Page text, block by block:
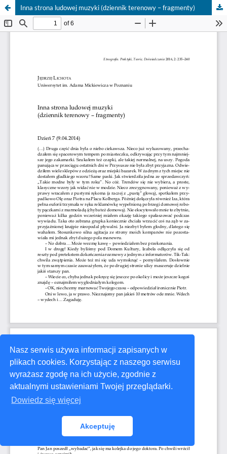
Nasz serwis używa informacji zapisanych w
plikach cookies. Korzystając z naszego serwisu
wyrażasz zgodę na ich użycie, zgodnie z
aktualnymi ustawieniami Twojej przeglądarki.
Dowiedz się więcej
Akceptuję
Inna strona ludowej muzyki (dziennik terenowy – fragmenty)